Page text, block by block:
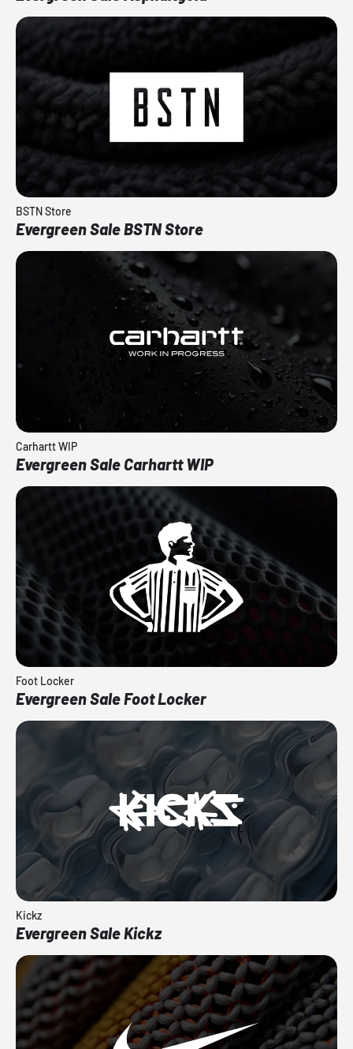
BSTN Store
Evergreen Sale BSTN Store
Carhartt WIP
Evergreen Sale Carhartt WIP
Foot Locker
Evergreen Sale Foot Locker
Kickz
Evergreen Sale Kickz